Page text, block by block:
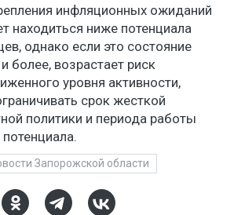
инфляционных ожиданий
находиться ниже потенциала
однако если это состояние
более, возрастает риск
уровня активности,
срок жесткой
политики и периода работы
Запорожской области